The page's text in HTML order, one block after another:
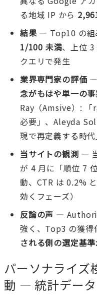
る地域 IP から
結果— Top10 の組
1/100 未満、上位
クエリで発生
業界専門家の評価
念がもはや単一の
Ray（Amsive）:
必要」、Aleyda
現で再定義する時代
当サイトの観測 —
が 4 月に「順位 7
動、CTR は 0.2%
効くフェーズ）
反論の声 —
強く、Top3 の獲得
される側の選定基
パーソナライズ
動 — 統計データ